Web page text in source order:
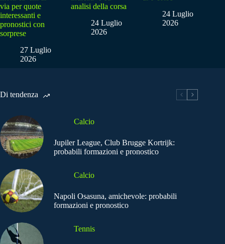
via per quote
interessanti e
pronostici con
sorprese
27 Luglio
2026
analisi della corsa
24 Luglio
2026
24 Luglio
2026
Di tendenza
Calcio
Jupiler League, Club Brugge Kortrijk:
probabili formazioni e pronostico
Calcio
Napoli Osasuna, amichevole: probabili
formazioni e pronostico
Tennis